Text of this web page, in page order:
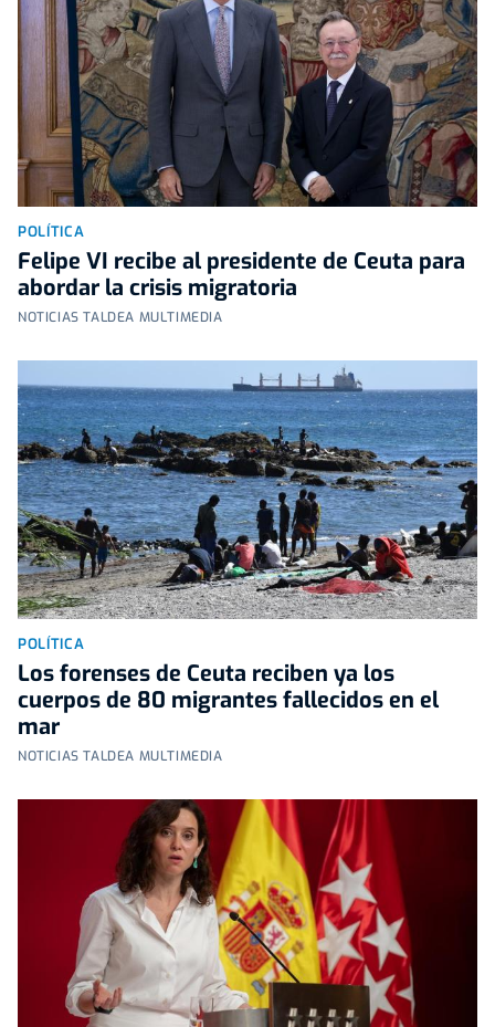
POLÍTICA
Felipe VI recibe al presidente de Ceuta para
abordar la crisis migratoria
NOTICIAS TALDEA MULTIMEDIA
POLÍTICA
Los forenses de Ceuta reciben ya los
cuerpos de 80 migrantes fallecidos en el
mar
NOTICIAS TALDEA MULTIMEDIA